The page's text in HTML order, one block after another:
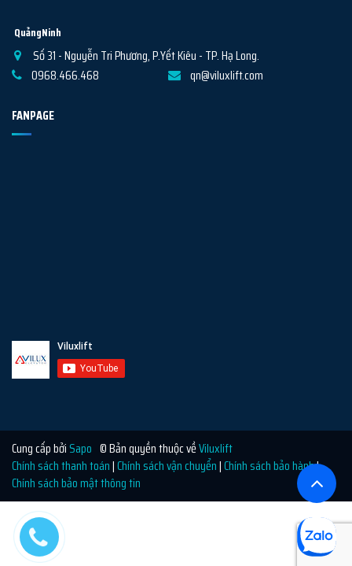
QuảngNinh
Số 31 - Nguyễn Tri Phương, P.Yết Kiêu - TP. Hạ Long.
0968.466.468
qn@viluxlift.com
FANPAGE
© Bản quyền thuộc vềViluxlift
Cung cấp bởiSapo
Chính sách thanh toán|Chính sách vận chuyển|Chính sách bảo hành|
Chính sách bảo mật thông tin